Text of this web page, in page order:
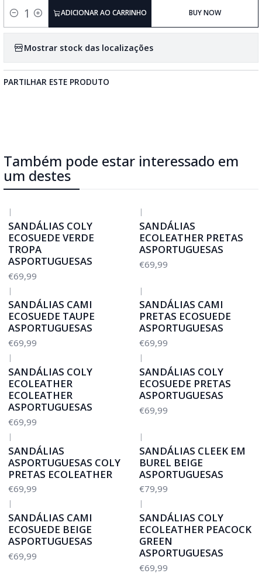
Quantidade
ADICIONAR AO CARRINHO BUY NOW
Mostrar stock das localizações
PARTILHAR ESTE PRODUTO
Também pode estar interessado em
um destes
|
SANDÁLIAS COLY
ECOSUEDE VERDE
TROPA
ASPORTUGUESAS
€69,99
|
SANDÁLIAS
ECOLEATHER PRETAS
ASPORTUGUESAS
€69,99
|
SANDÁLIAS CAMI
ECOSUEDE TAUPE
ASPORTUGUESAS
€69,99
|
SANDÁLIAS CAMI
PRETAS ECOSUEDE
ASPORTUGUESAS
€69,99
|
SANDÁLIAS COLY
ECOLEATHER
ECOLEATHER
ASPORTUGUESAS
€69,99
|
SANDÁLIAS COLY
ECOSUEDE PRETAS
ASPORTUGUESAS
€69,99
|
SANDÁLIAS
ASPORTUGUESAS COLY
PRETAS ECOLEATHER
€69,99
|
SANDÁLIAS CLEEK EM
BUREL BEIGE
ASPORTUGUESAS
€79,99
|
SANDÁLIAS CAMI
ECOSUEDE BEIGE
ASPORTUGUESAS
€69,99
|
SANDÁLIAS COLY
ECOLEATHER PEACOCK
GREEN
ASPORTUGUESAS
€69,99